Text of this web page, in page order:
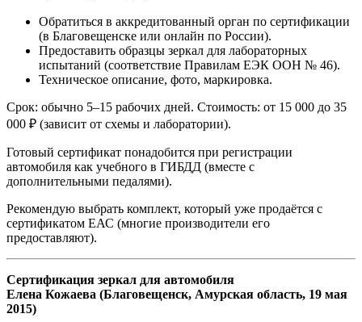
Обратиться в аккредитованный орган по сертификации
(в Благовещенске или онлайн по России).
Предоставить образцы зеркал для лабораторных
испытаний (соответствие Правилам ЕЭК ООН № 46).
Техническое описание, фото, маркировка.
Срок: обычно 5–15 рабочих дней. Стоимость: от 15 000 до 35
000 ₽ (зависит от схемы и лаборатории).
Готовый сертификат понадобится при регистрации
автомобиля как учебного в ГИБДД (вместе с
дополнительными педалями).
Рекомендую выбрать комплект, который уже продаётся с
сертификатом ЕАС (многие производители его
предоставляют).
Сертификация зеркал для автомобиля
Елена Кожаева (Благовещенск, Амурская область, 19 мая
2015)